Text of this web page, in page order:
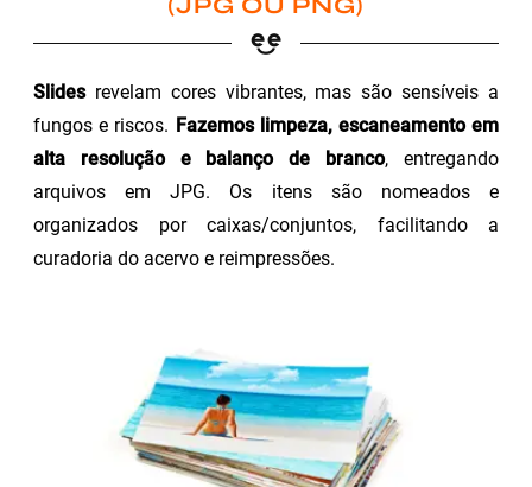
Slidesrevelam cores vibrantes, mas são sensíveis a
fungos e riscos. Fazemos limpeza, escaneamento em
alta resolução e balanço de branco, entregando
arquivos em JPG. Os itens são nomeados e
organizados por caixas/conjuntos, facilitando a
curadoria do acervo e reimpressões.